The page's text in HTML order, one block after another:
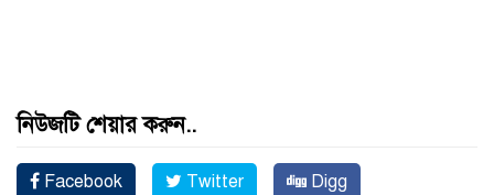
নিউজটি শেয়ার করুন..
Facebook Twitter Digg